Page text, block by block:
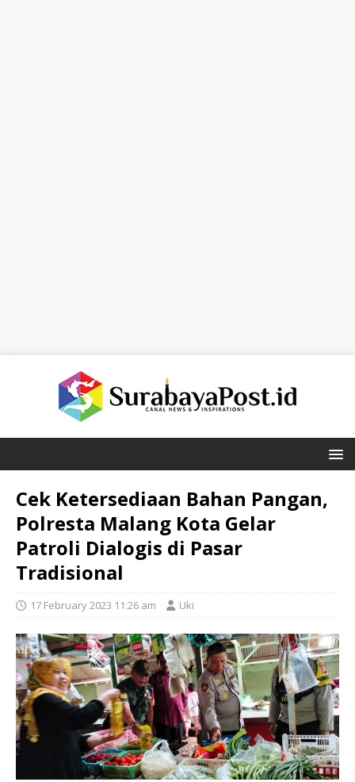
Cek Ketersediaan Bahan Pangan,
Polresta Malang Kota Gelar
Patroli Dialogis di Pasar
Tradisional
17 February 2023 11:26 am Uki